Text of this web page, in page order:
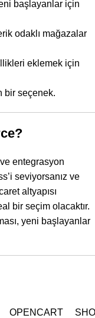
başlayanlar için
odaklı mağazalar
eklemek için
bir seçenek.
entegrasyon
seviyorsanız ve
altyapısı
bir seçim olacaktır.
yeni başlayanlar
OPENCART